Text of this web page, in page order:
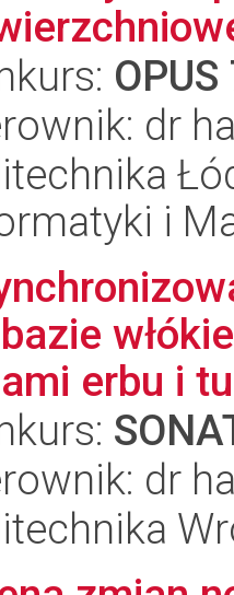
OPUS
dr
i
erbu i
dr